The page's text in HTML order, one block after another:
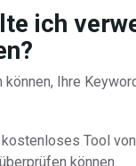
ich
Ihre
Tool
können.